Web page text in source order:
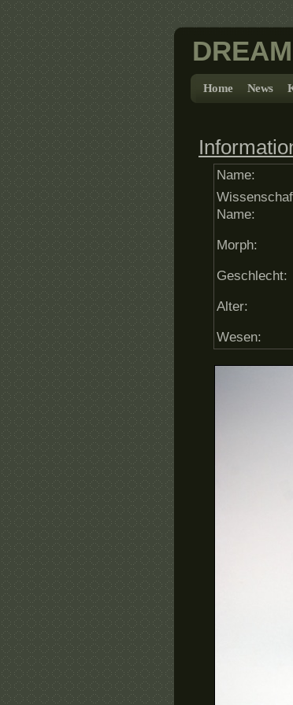
Home News
Name:
Name:
Morph:
Geschlecht:
Alter:
Wesen: